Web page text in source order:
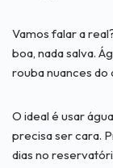
Vamos falar a
boa, nada salva.
rouba nuances do
O ideal é usar
precisa ser cara.
dias no